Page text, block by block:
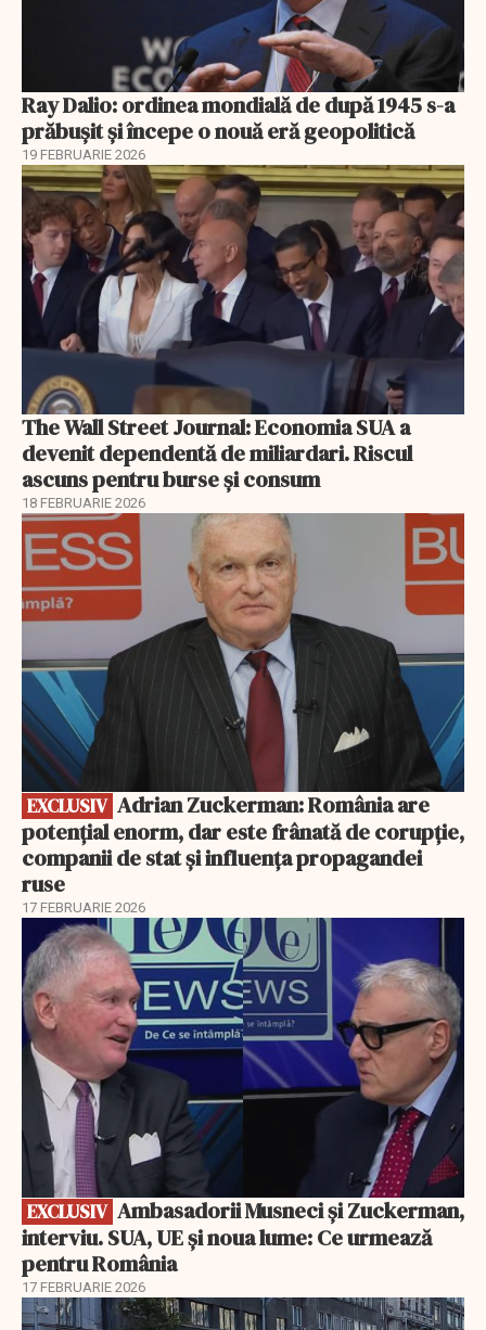
Ray Dalio: ordinea mondială de după 1945 s-a
prăbușit și începe o nouă eră geopolitică
19 FEBRUARIE 2026
The Wall Street Journal: Economia SUA a
devenit dependentă de miliardari. Riscul
ascuns pentru burse și consum
18 FEBRUARIE 2026
EXCLUSIV
EXCLUSIV
potențial enorm, dar este frânată de corupție,
companii de stat și influența propagandei
ruse
17 FEBRUARIE 2026
EXCLUSIV
EXCLUSIV
interviu. SUA, UE și noua lume: Ce urmează
pentru România
17 FEBRUARIE 2026